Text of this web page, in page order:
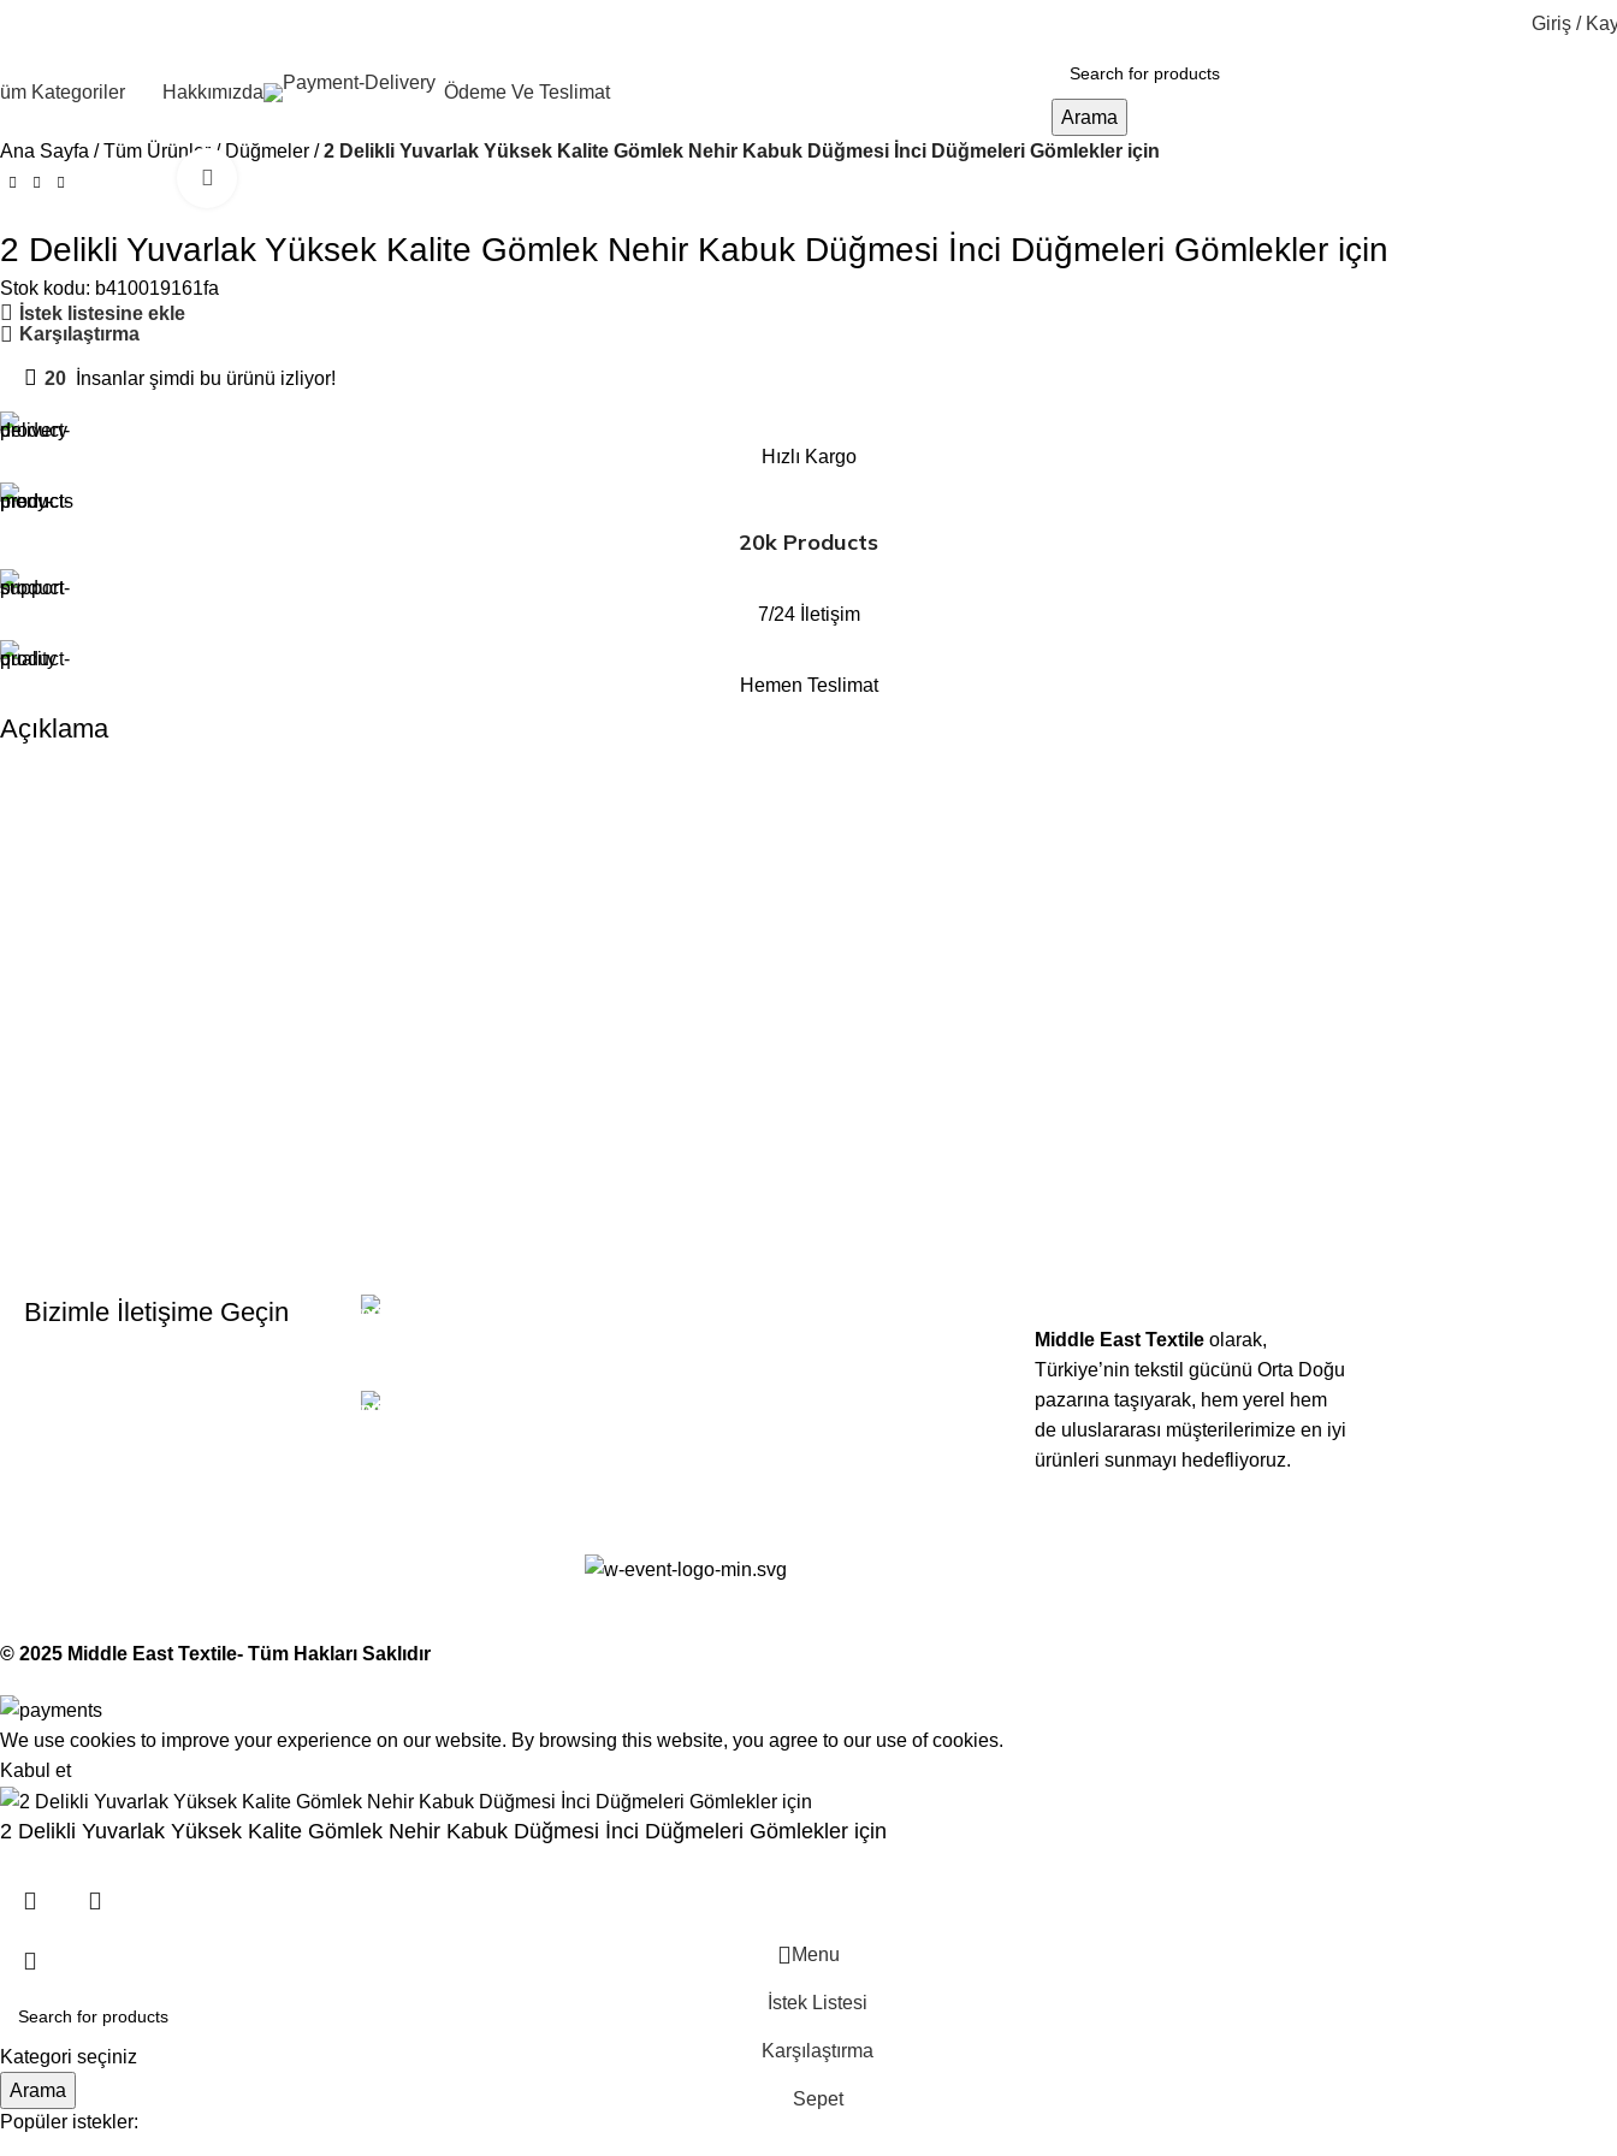
Giriş /
Kategoriler Hakkımızda
Ödeme Ve Teslimat
Arama
Ana Sayfa Tüm Ürünler Düğmeler 2 Delikli Yuvarlak Yüksek Kalite Gömlek Nehir Kabuk Düğmesi İnci Düğmeleri Gömlekler için
2 Delikli Yuvarlak Yüksek Kalite Gömlek Nehir Kabuk Düğmesi İnci Düğmeleri Gömlekler için
Stok kodu: b410019161fa
İstek listesine ekle
Karşılaştırma
20 İnsanlar şimdi bu ürünü izliyor!
Hızlı Kargo
20k Products
7/24 İletişim
Hemen Teslimat
Açıklama
Bizimle İletişime Geçin
Middle East Textile olarak,
Türkiye’nin tekstil gücünü Orta Doğu
pazarına taşıyarak, hem yerel hem
de uluslararası müşterilerimize en iyi
ürünleri sunmayı hedefliyoruz.
© 2025 Middle East Textile- Tüm Hakları Saklıdır
We use cookies to improve your experience on our website. By browsing this website, you agree to our use of cookies.
Kabul et
2 Delikli Yuvarlak Yüksek Kalite Gömlek Nehir Kabuk Düğmesi İnci Düğmeleri Gömlekler için
Kategori seçiniz
Arama
Popüler istekler:
Menu
İstek Listesi
Karşılaştırma
Sepet